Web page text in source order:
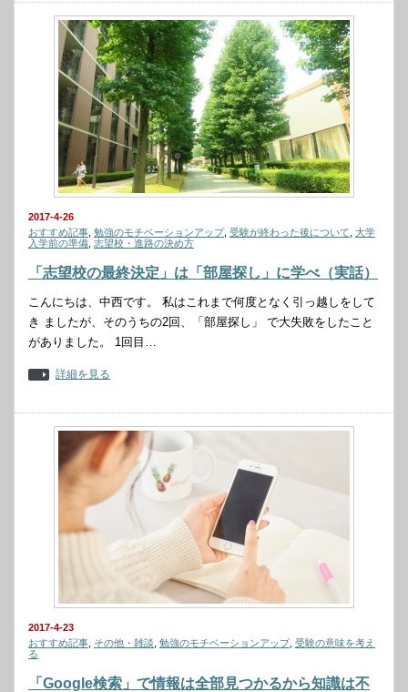
2017-4-26
おすすめ記事 勉強のモチベーションアップ, 受験が終わった後について 大学
入学前の準備 志望校・進路の決め方
「志望校の最終決定」は「部屋探し」に学べ（実話）
こんにちは、中西です。 私はこれまで何度となく引っ越しをして
き ましたが、そのうちの2回、「部屋探し」 で大失敗をしたこと
がありました。 1回目…
詳細を見る
2017-4-23
おすすめ記事 その他・雑談 勉強のモチベーションアップ, 受験の意味を考え
る
「Google検索」で情報は全部見つかるから知識は不